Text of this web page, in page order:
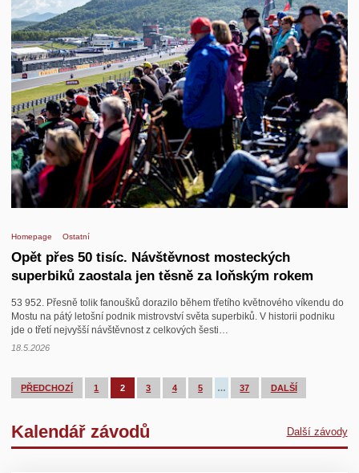
Homepage Ostatní
Opět přes 50 tisíc. Návštěvnost mosteckých
superbiků zaostala jen těsně za loňským rokem
53 952. Přesně tolik fanoušků dorazilo během třetího květnového víkendu do
Mostu na pátý letošní podnik mistrovství světa superbiků. V historii podniku
jde o třetí nejvyšší návštěvnost z celkových šesti…
18.5.2026
PŘEDCHOZÍ 1 2 3 4 5 … 37 DALŠÍ
Kalendář závodů Další závody